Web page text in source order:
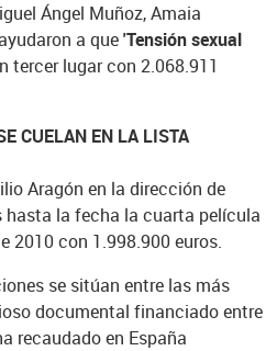
Ángel Muñoz, Amaia
a que'Tensión sexual
tercer lugar con 2.068.911
CUELAN EN LA LISTA
Aragón en la dirección de
hasta la fecha la cuarta película
2010 con 1.998.900 euros.
se sitúan entre las más
documental financiado entre
recaudado en España